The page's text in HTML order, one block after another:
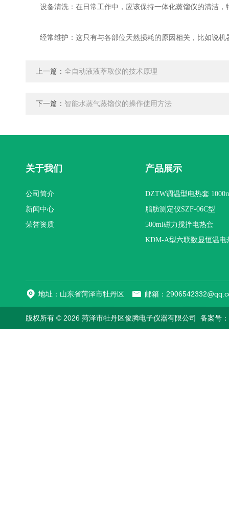
设备清洗：在日常工作中，应该保持一体化蒸馏仪的清洁，
经常维护：这只有与各部位天然损耗的原因相关，比如说机
上一篇： 全自动液液萃取仪的技术原理
下一篇： 智能水蒸气蒸馏仪的操作使用方法
关于我们
公司简介
新闻中心
荣誉资质
产品展示
DZTW调温型电热套
联
脂肪测定仪SZF-06C型
500ml磁力搅拌电热套
KDM-A型六联数显恒温电
地址：山东省菏泽市牡丹区 邮箱：
版权所有 © 2026 菏泽市牡丹区俊腾电子仪器有限公司 备案号